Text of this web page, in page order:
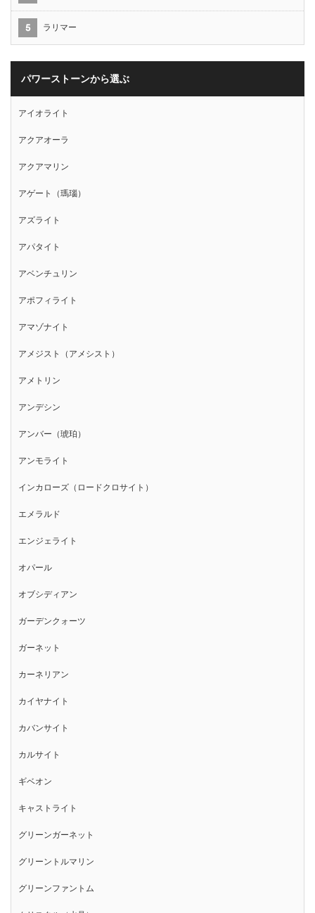
ラリマー
パワーストーンから選ぶ
アイオライト
アクアオーラ
アクアマリン
アゲート（瑪瑙）
アズライト
アパタイト
アベンチュリン
アポフィライト
アマゾナイト
アメジスト（アメシスト）
アメトリン
アンデシン
アンバー（琥珀）
アンモライト
インカローズ（ロードクロサイト）
エメラルド
エンジェライト
オパール
オブシディアン
ガーデンクォーツ
ガーネット
カーネリアン
カイヤナイト
カバンサイト
カルサイト
ギベオン
キャストライト
グリーンガーネット
グリーントルマリン
グリーンファントム